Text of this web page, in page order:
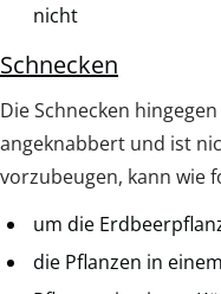
nicht
Schnecken
Die Schnecken
angeknabbert und ist
vorzubeugen, kann wie
um die
die Pflanzen in